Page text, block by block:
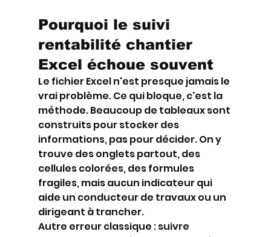
Pourquoi le suivi
rentabilité chantier
Excel échoue souvent
Le fichier Excel n'est presque jamais le
vrai problème. Ce qui bloque, c'est la
méthode. Beaucoup de tableaux sont
construits pour stocker des
informations, pas pour décider. On y
trouve des onglets partout, des
cellules colorées, des formules
fragiles, mais aucun indicateur qui
aide un conducteur de travaux ou un
dirigeant à trancher.
Autre erreur classique : suivre